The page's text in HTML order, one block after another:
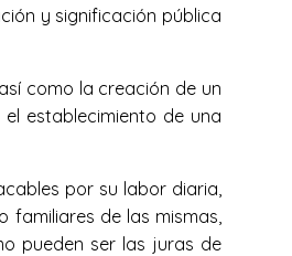
y significación pública
como la creación de un
establecimiento de una
por su labor diaria,
familiares de las mismas,
pueden ser las juras de